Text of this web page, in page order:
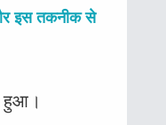
इस तकनीक से
हुआ।